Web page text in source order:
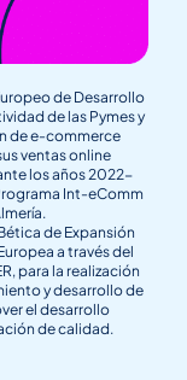
de Desarrollo
de las Pymes y
de e-commerce
ventas online
los años 2022-
Int-eComm
de Expansión
a través del
para la realización
y desarrollo de
el desarrollo
de calidad.